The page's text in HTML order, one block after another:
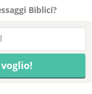
Biblici?